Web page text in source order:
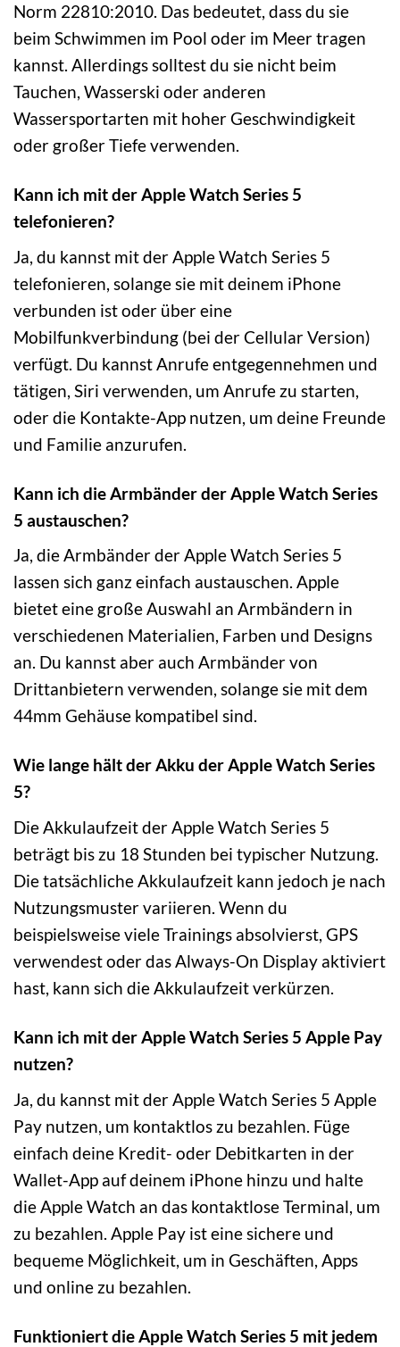
Norm 22810:2010. Das bedeutet, dass du sie
beim Schwimmen im Pool oder im Meer tragen
kannst. Allerdings solltest du sie nicht beim
Tauchen, Wasserski oder anderen
Wassersportarten mit hoher Geschwindigkeit
oder großer Tiefe verwenden.
Kann ich mit der Apple Watch Series 5
telefonieren?
Ja, du kannst mit der Apple Watch Series 5
telefonieren, solange sie mit deinem iPhone
verbunden ist oder über eine
Mobilfunkverbindung (bei der Cellular Version)
verfügt. Du kannst Anrufe entgegennehmen und
tätigen, Siri verwenden, um Anrufe zu starten,
oder die Kontakte-App nutzen, um deine Freunde
und Familie anzurufen.
Kann ich die Armbänder der Apple Watch Series
5 austauschen?
Ja, die Armbänder der Apple Watch Series 5
lassen sich ganz einfach austauschen. Apple
bietet eine große Auswahl an Armbändern in
verschiedenen Materialien, Farben und Designs
an. Du kannst aber auch Armbänder von
Drittanbietern verwenden, solange sie mit dem
44mm Gehäuse kompatibel sind.
Wie lange hält der Akku der Apple Watch Series
5?
Die Akkulaufzeit der Apple Watch Series 5
beträgt bis zu 18 Stunden bei typischer Nutzung.
Die tatsächliche Akkulaufzeit kann jedoch je nach
Nutzungsmuster variieren. Wenn du
beispielsweise viele Trainings absolvierst, GPS
verwendest oder das Always-On Display aktiviert
hast, kann sich die Akkulaufzeit verkürzen.
Kann ich mit der Apple Watch Series 5 Apple Pay
nutzen?
Ja, du kannst mit der Apple Watch Series 5 Apple
Pay nutzen, um kontaktlos zu bezahlen. Füge
einfach deine Kredit- oder Debitkarten in der
Wallet-App auf deinem iPhone hinzu und halte
die Apple Watch an das kontaktlose Terminal, um
zu bezahlen. Apple Pay ist eine sichere und
bequeme Möglichkeit, um in Geschäften, Apps
und online zu bezahlen.
Funktioniert die Apple Watch Series 5 mit jedem